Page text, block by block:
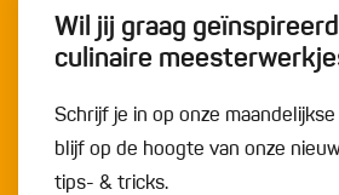
Wil jij graag
culinaire
Schrijf je in op onze
blijf op de hoogte van onze
tips- & tricks.